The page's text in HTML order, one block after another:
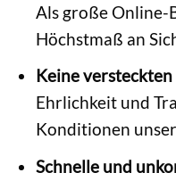
Als große Online-
Höchstmaß an
Keine
Ehrlichkeit und
Konditionen
Schnelle und